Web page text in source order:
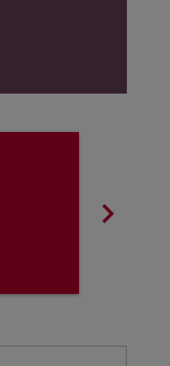
chevron_right